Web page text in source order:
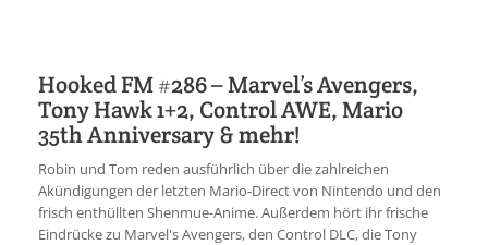
Hooked FM #286 – Marvel’s Avengers,
Tony Hawk 1+2, Control AWE, Mario
35th Anniversary & mehr!
Robin und Tom reden ausführlich über die zahlreichen
Akündigungen der letzten Mario-Direct von Nintendo und den
frisch enthüllten Shenmue-Anime. Außerdem hört ihr frische
Eindrücke zu Marvel's Avengers, den Control DLC, die Tony